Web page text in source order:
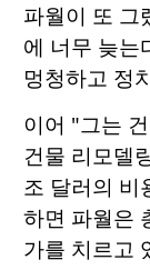
파월이 또 그
에 너무 늦는
멍청하고 정
이어 "그는
건물 리모델
조 달러의 비
하면 파월은
가를 치르고